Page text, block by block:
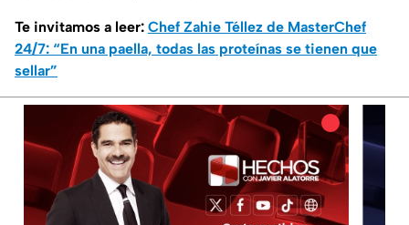
Te invitamos a leer: Chef Zahie Téllez de MasterChef
24/7: “En una paella, todas las proteínas se tienen que
sellar”